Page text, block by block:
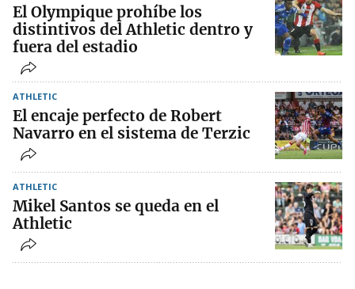
El Olympique prohíbe los
distintivos del Athletic dentro y
fuera del estadio
ATHLETIC
El encaje perfecto de Robert
Navarro en el sistema de Terzic
ATHLETIC
Mikel Santos se queda en el
Athletic